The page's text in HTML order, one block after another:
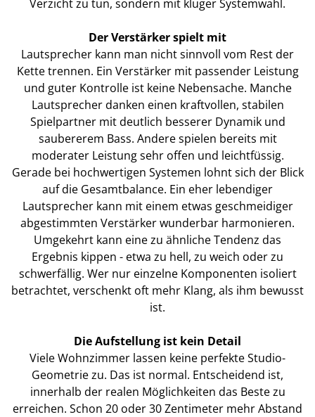
Verzicht zu tun, sondern mit kluger Systemwahl.
Der Verstärker spielt mit
Lautsprecher kann man nicht sinnvoll vom Rest der
Kette trennen. Ein Verstärker mit passender Leistung
und guter Kontrolle ist keine Nebensache. Manche
Lautsprecher danken einen kraftvollen, stabilen
Spielpartner mit deutlich besserer Dynamik und
saubererem Bass. Andere spielen bereits mit
moderater Leistung sehr offen und leichtfüssig.
Gerade bei hochwertigen Systemen lohnt sich der Blick
auf die Gesamtbalance. Ein eher lebendiger
Lautsprecher kann mit einem etwas geschmeidiger
abgestimmten Verstärker wunderbar harmonieren.
Umgekehrt kann eine zu ähnliche Tendenz das
Ergebnis kippen - etwa zu hell, zu weich oder zu
schwerfällig. Wer nur einzelne Komponenten isoliert
betrachtet, verschenkt oft mehr Klang, als ihm bewusst
ist.
Die Aufstellung ist kein Detail
Viele Wohnzimmer lassen keine perfekte Studio-
Geometrie zu. Das ist normal. Entscheidend ist,
innerhalb der realen Möglichkeiten das Beste zu
erreichen. Schon 20 oder 30 Zentimeter mehr Abstand